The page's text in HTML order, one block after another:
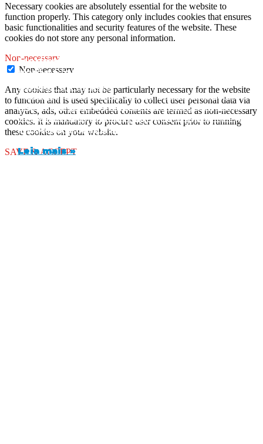
Medicamento de referência pode ser
substituído por genérico?
Muita gente tem essa dúvida: o medicamento de
referência pode ser substituído por genérico? A
resposta é sim, mas com algumas regras
importantes. Neste artigo,
Leia mais »
5 principais tendências em saúde mental
que as empresas devem observar
A saúde mental no ambiente de trabalho tem
ganhado espaço nas discussões corporativas e se
tornou uma prioridade para muitas empresas. A
importância de manter
Leia mais »
Verão Saudável: Dicas Essenciais para
Cuidar da Saúde
Com a chegada do verão, muitos de nós ansiamos
pelos dias ensolarados e pela oportunidade de
aproveitar o tempo ao ar livre. No entanto, é
Leia mais »
Necessary cookies are absolutely essential for the website to
function properly. This category only includes cookies that ensures
basic functionalities and security features of the website. These
cookies do not store any personal information.
Non-necessary
Non-necessary
Any cookies that may not be particularly necessary for the website
to function and is used specifically to collect user personal data via
analytics, ads, other embedded contents are termed as non-necessary
cookies. It is mandatory to procure user consent prior to running
these cookies on your website.
SAVE & ACCEPT